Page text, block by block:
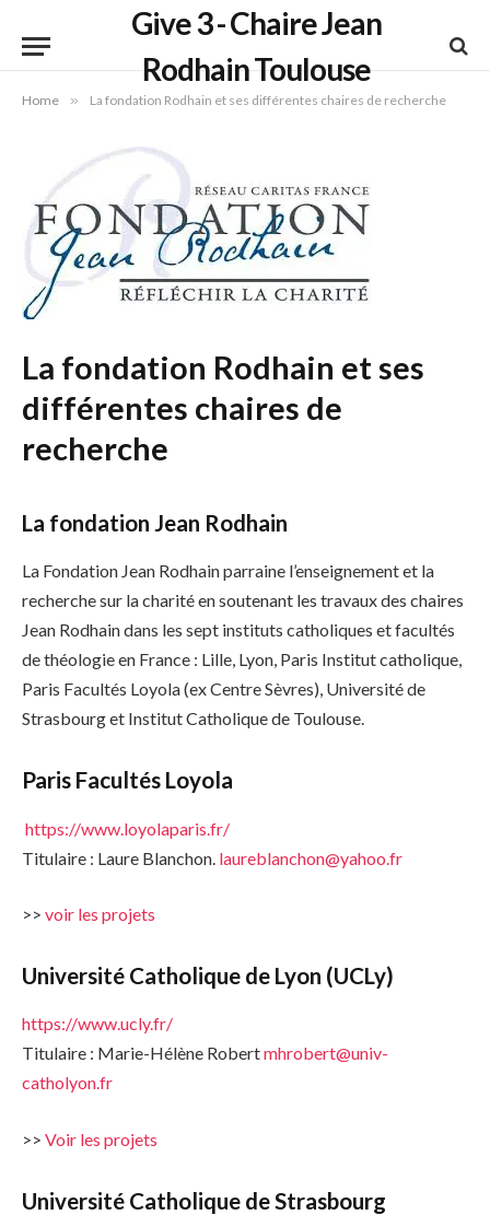
Give 3 - Chaire Jean
Rodhain Toulouse
Home » La fondation Rodhain et ses différentes chaires de recherche
La fondation Rodhain et ses
différentes chaires de
recherche
La fondation Jean Rodhain
La Fondation Jean Rodhain parraine l’enseignement et la
recherche sur la charité en soutenant les travaux des chaires
Jean Rodhain dans les sept instituts catholiques et facultés
de théologie en France : Lille, Lyon, Paris Institut catholique,
Paris Facultés Loyola (ex Centre Sèvres), Université de
Strasbourg et Institut Catholique de Toulouse.
Paris Facultés Loyola
https://www.loyolaparis.fr/
Titulaire : Laure Blanchon. laureblanchon@yahoo.fr
>> voir les projets
Université Catholique de Lyon (UCLy)
https://www.ucly.fr/
Titulaire : Marie-Hélène Robertmhrobert@univ-
catholyon.fr
>> Voir les projets
Université Catholique de Strasbourg